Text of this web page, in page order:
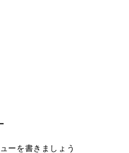
ーを書きましょう